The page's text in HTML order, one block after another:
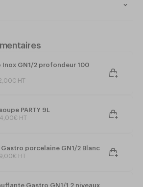
18/10
lumineux
220 Mono
Inox GN1/2 profondeur 100
00€ HT
PARTY 9L
00€ HT
porcelaine GN1/2 Blanc
00€ HT
Gastro GN1/1 2 niveaux